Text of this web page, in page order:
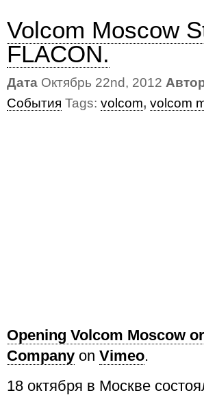
Volcom Moscow
FLACON.
Дата Октябрь 22nd, 2012
События Tags: volcom, volcom
Opening Volcom Moscow
Company on Vimeo.
18 октября в Москве